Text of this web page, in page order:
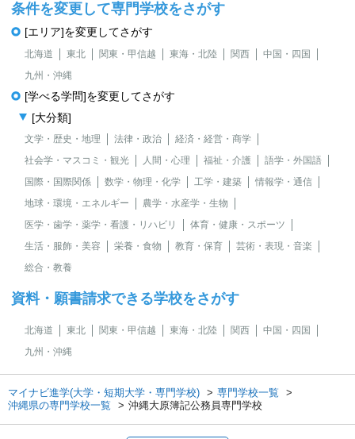
条件を変更して専門学校をさがす
[エリア]を変更してさがす
北海道 東北 関東・甲信越 東海・北陸 関西
中国・四国
九州・沖縄
[学べる学問]を変更してさがす
[大分類]
文学・歴史・地理 法律・政治
経済・経営・商学
社会学・マスコミ・観光
人間・心理 福祉・介護
語学・外国語
国際・国際関係
数学・物理・化学 工学・建築
情報学・通信
地球・環境・エネルギー
農学・水産学・生物
医学・歯学・薬学・看護・リハビリ
体育・健康・スポーツ
生活・服飾・美容
栄養・食物 教育・保育
芸術・表現・音楽
総合・教養
資料・願書請求できる学校をさがす
北海道 東北 関東・甲信越 東海・北陸 関西
中国・四国
九州・沖縄
マイナビ進学(大学・短期大学・専門学校)
専門学校一覧
沖縄県の専門学校一覧
沖縄大原簿記公務員専門学校